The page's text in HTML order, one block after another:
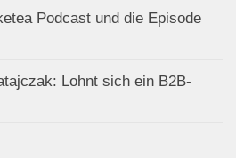
Podcast und die Episode
Lohnt sich ein B2B-